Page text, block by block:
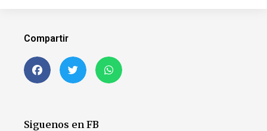
Compartir
Siguenos en FB